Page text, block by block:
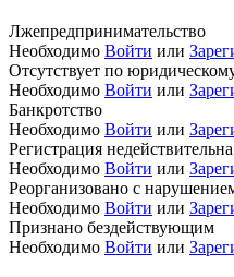
Лжепредпринимательство
Необходимо Войти или
Отсутствует по
Необходимо Войти или
Банкротство
Необходимо Войти или
Регистрация недействительна
Необходимо Войти или
Реорганизовано с
Необходимо Войти или
Признано бездействующим
Необходимо Войти или